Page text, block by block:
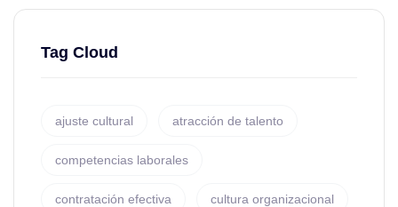
Tag Cloud
ajuste cultural atracción de talento
competencias laborales
contratación efectiva cultura organizacional